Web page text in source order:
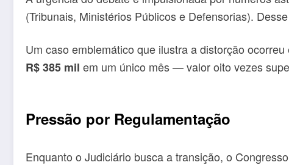
(Tribunais, Ministérios Públicos e Defensorias).
Um caso emblemático que ilustra a distorção
R$ 385 mil em um único mês — valor oito vezes
Pressão por Regulamentação
Enquanto o Judiciário busca a transição, o